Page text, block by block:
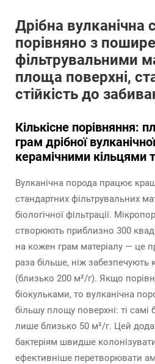
Дрібна вулканічна
порівняно з
фільтрувальними
площа поверхні,
стійкість до
Кількісне порівняння:
грам дрібної
керамічними кільцями
Вулканічна порода працює
стандартних фільтрувальних
біологічної фільтрації.
створюють приблизно 300
на кожен грам матеріалу — це
раза більше, ніж забезпечують
(близько 200 м²/г). Якщо
біокульками, то вулканічна
більшу площу поверхні: ті самі
лише близько 50 м²/г. Цей
бактеріям швидше
ефективніше перетворювати